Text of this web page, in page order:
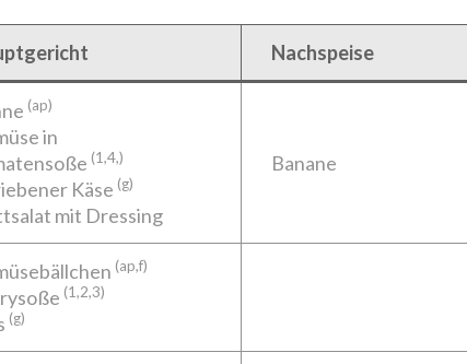
Nachspeise
(ap)
in
(1,4,)
Käse (g)
mit Dressing
Banane
(ap,f)
(1,2,3)
(g)